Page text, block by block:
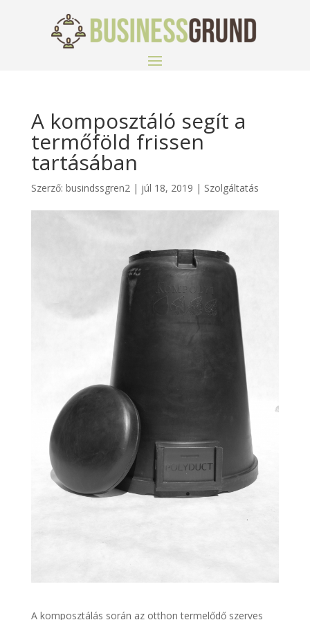
A komposztáló segít a
termőföld frissen
tartásában
Szerző: busindssgren2| júl 18, 2019 | Szolgáltatás
A komposztálás során az otthon termelődő szerves